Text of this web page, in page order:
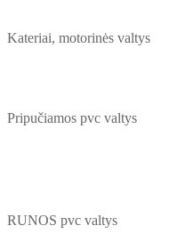
Kateriai, motorinės valtys
Pripučiamos pvc valtys
RUNOS pvc valtys